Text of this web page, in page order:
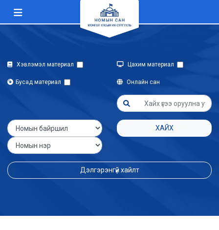
Хэвлэмэл материал Цахим материал
Бусад материал Онлайн сан
ХАЙХ
Дэлгэрэнгүй хайлт